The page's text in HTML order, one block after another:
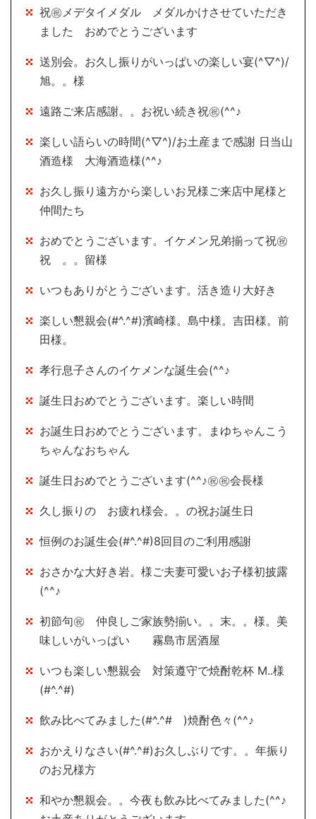
祝㊗メデタイメダル メダルかけさせていただき
ました おめでとうございます
送別会。お久し振りがいっぱいの楽しい宴(^▽^)/
旭。。様
遠路ご来店感謝。。お祝い続き祝㊗(^^♪
楽しい語らいの時間(^▽^)/お土産まで感謝 日当山
酒造様 大海酒造様(^^♪
お久し振り遠方から楽しいお兄様ご来店中尾様と
仲間たち
おめでとうございます。イケメン兄弟揃って祝㊗
祝 。。留様
いつもありがとうございます。活き造り大好き
楽しい懇親会(#^.^#)濱崎様。島中様。吉田様。前
田様。
孝行息子さんのイケメンな誕生会(^^♪
誕生日おめでとうございます。楽しい時間
お誕生日おめでとうございます。まゆちゃんこう
ちゃんなおちゃん
誕生日おめでとうございます(^^♪㊗㊗会長様
久し振りの お疲れ様会。。の祝お誕生日
恒例のお誕生会(#^.^#)8回目のご利用感謝
おさかな大好き岩。様ご夫妻可愛いお子様初披露
(^^♪
初節句㊗ 仲良しご家族勢揃い。。末。。様。美
味しいがいっぱい 霧島市居酒屋
いつも楽しい懇親会 対策遵守で焼酎乾杯 M..様
(#^.^#)
飲み比べてみました(#^.^# )焼酎色々(^^♪
おかえりなさい(#^.^#)お久しぶりです。。年振り
のお兄様方
和やか懇親会。。今夜も飲み比べてみました(^^♪